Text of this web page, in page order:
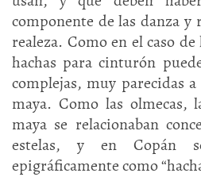
componente de las danza y
realeza. Como en el caso
hachas para cinturón
complejas, muy parecidas
maya. Como las olmecas,
maya se relacionaban
estelas, y en Copán
epigráficamente como